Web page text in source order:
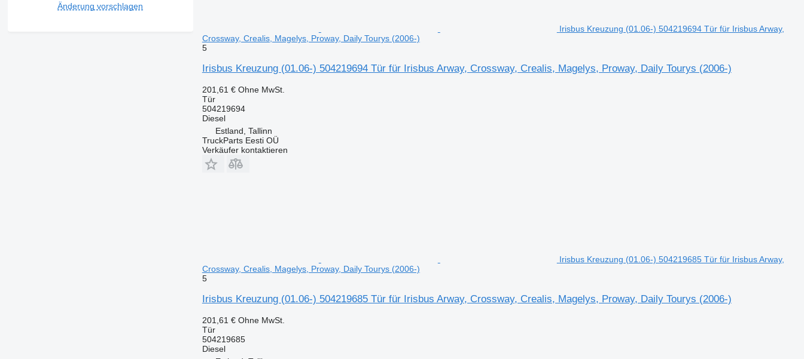
Änderung vorschlagen
Irisbus Kreuzung (01.06-) 504219694 Tür für Irisbus Arway,
Crossway, Crealis, Magelys, Proway, Daily Tourys (2006-)
5
Irisbus Kreuzung (01.06-) 504219694 Tür für Irisbus Arway, Crossway, Crealis, Magelys, Proway, Daily Tourys (2006-)
201,61 € Ohne MwSt.
Tür
504219694
Diesel
Estland, Tallinn
TruckParts Eesti OÜ
Verkäufer kontaktieren
Irisbus Kreuzung (01.06-) 504219685 Tür für Irisbus Arway,
Crossway, Crealis, Magelys, Proway, Daily Tourys (2006-)
5
Irisbus Kreuzung (01.06-) 504219685 Tür für Irisbus Arway, Crossway, Crealis, Magelys, Proway, Daily Tourys (2006-)
201,61 € Ohne MwSt.
Tür
504219685
Diesel